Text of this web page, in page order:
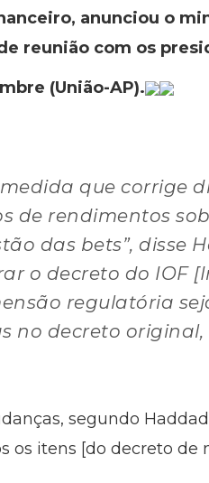
anunciou o
reunião com os
(União-AP).
medida que corrige
de rendimentos
das bets”, disse
o decreto do IOF
regulatória
no decreto
segundo
os itens [do decreto de